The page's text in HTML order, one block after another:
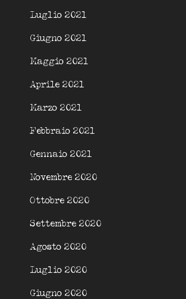
Luglio 2021
Giugno 2021
Maggio 2021
Aprile 2021
Marzo 2021
Febbraio 2021
Gennaio 2021
Novembre 2020
Ottobre 2020
Settembre 2020
Agosto 2020
Luglio 2020
Giugno 2020